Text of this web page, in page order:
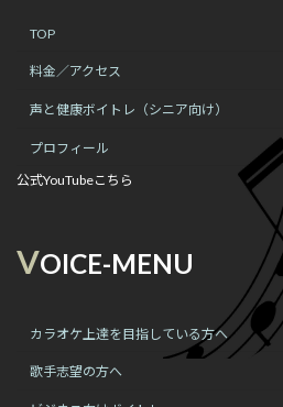
TOP
料金／アクセス
声と健康ボイトレ（シニア向け）
プロフィール
公式YouTubeこちら
VOICE-MENU
カラオケ上達を目指している方へ
歌手志望の方へ